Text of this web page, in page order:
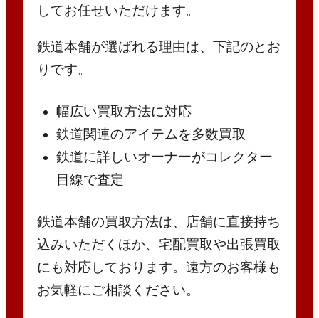
してお任せいただけます。
鉄道本舗が選ばれる理由は、下記のとお
りです。
幅広い買取方法に対応
鉄道関連のアイテムを多数買取
鉄道に詳しいオーナーがコレクター
目線で査定
鉄道本舗の買取方法は、店舗に直接持ち
込みいただくほか、宅配買取や出張買取
にも対応しております。遠方のお客様も
お気軽にご相談ください。